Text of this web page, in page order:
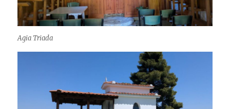
Agia Triada